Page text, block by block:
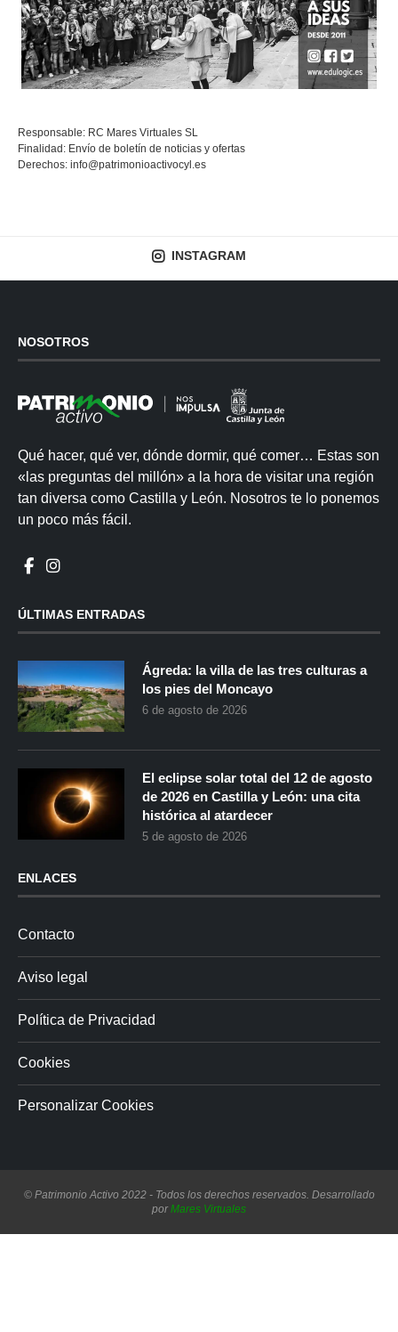
Responsable: RC Mares Virtuales SL
Finalidad: Envío de boletín de noticias y ofertas
Derechos: info@patrimonioactivocyl.es
INSTAGRAM
NOSOTROS
Qué hacer, qué ver, dónde dormir, qué comer… Estas son
«las preguntas del millón» a la hora de visitar una región
tan diversa como Castilla y León. Nosotros te lo ponemos
un poco más fácil.
ÚLTIMAS ENTRADAS
Ágreda: la villa de las tres culturas a
los pies del Moncayo
6 de agosto de 2026
El eclipse solar total del 12 de agosto
de 2026 en Castilla y León: una cita
histórica al atardecer
5 de agosto de 2026
ENLACES
Contacto
Aviso legal
Política de Privacidad
Cookies
Personalizar Cookies
© Patrimonio Activo 2022 - Todos los derechos reservados. Desarrollado
porMares Virtuales